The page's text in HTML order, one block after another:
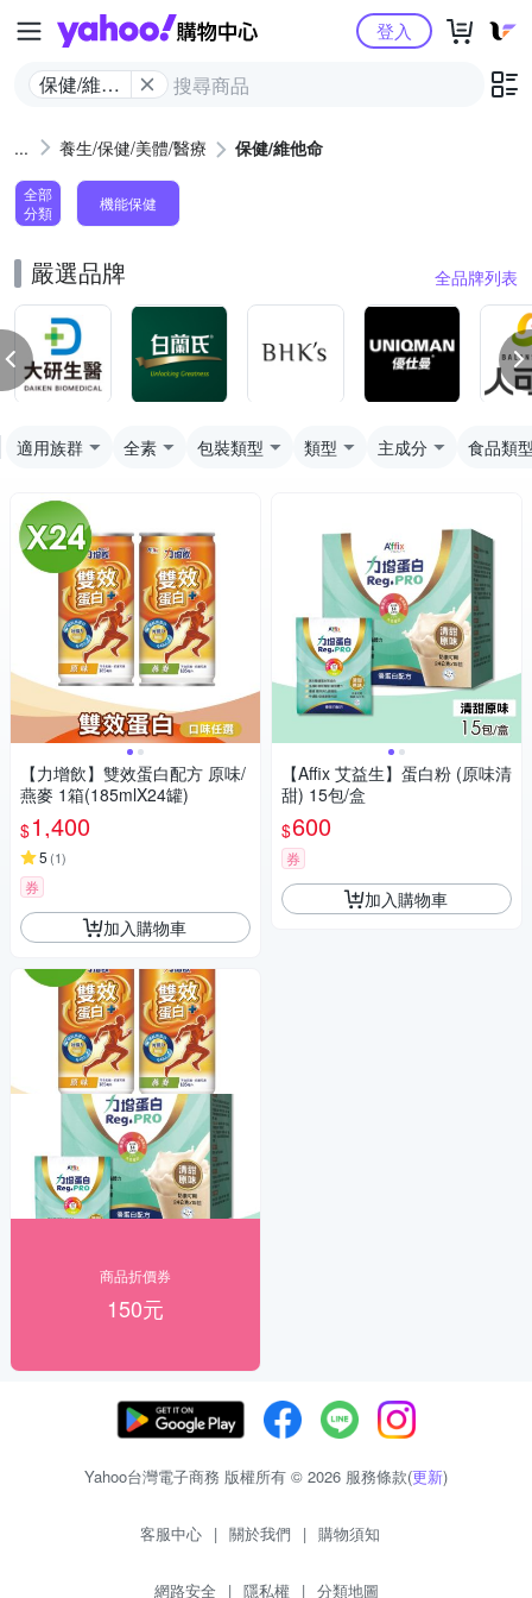
Yahoo購物中心
保健/維他
登入
養生/保健/美體/醫療 保健/維他命
全部
分類
機能保健
嚴選品牌 全品牌列表
適用族群 全素 包裝類型 類型 主成分 食品類
【力增飲】雙效蛋白配方 原味/
燕麥 1箱(185mlX24罐)
$1,400
5 (1)
券
加入購物車
商品折價券
150元
【Affix 艾益生】蛋白粉 (原味清
甜) 15包/盒
$600
券
加入購物車
Yahoo台灣電子商務 版權所有 © 2026 服務條款(更新)
客服中心 | 關於我們 | 購物須知
網路安全 | 隱私權 | 分類地圖